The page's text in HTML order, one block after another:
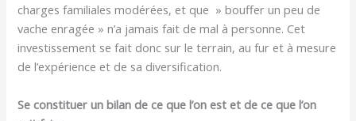
charges familiales modérées, et que » bouffer un peu de
vache enragée » n’a jamais fait de mal à personne. Cet
investissement se fait donc sur le terrain, au fur et à mesure
de l’expérience et de sa diversification.
Se constituer un bilan de ce que l’on est et de ce que l’on